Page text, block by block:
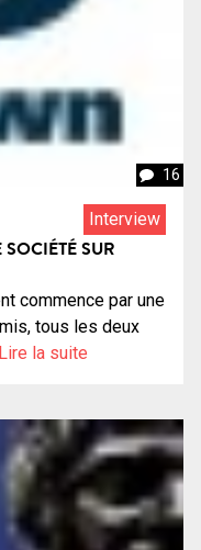
16
Interview
SUR
commence par une
tous les deux
Lire la suite